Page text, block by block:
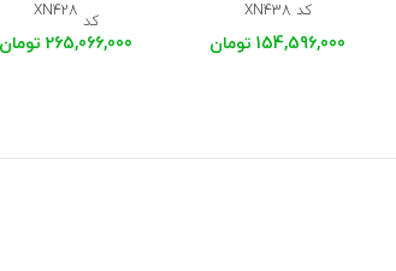
کد XN438
154,596,000 تومان
کد
XN428
265,066,000 تومان